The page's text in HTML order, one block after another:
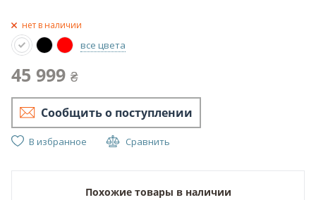
нет в наличии
все цвета
45 999 ₴
Сообщить о поступлении
В избранное Сравнить
Похожие товары в наличии